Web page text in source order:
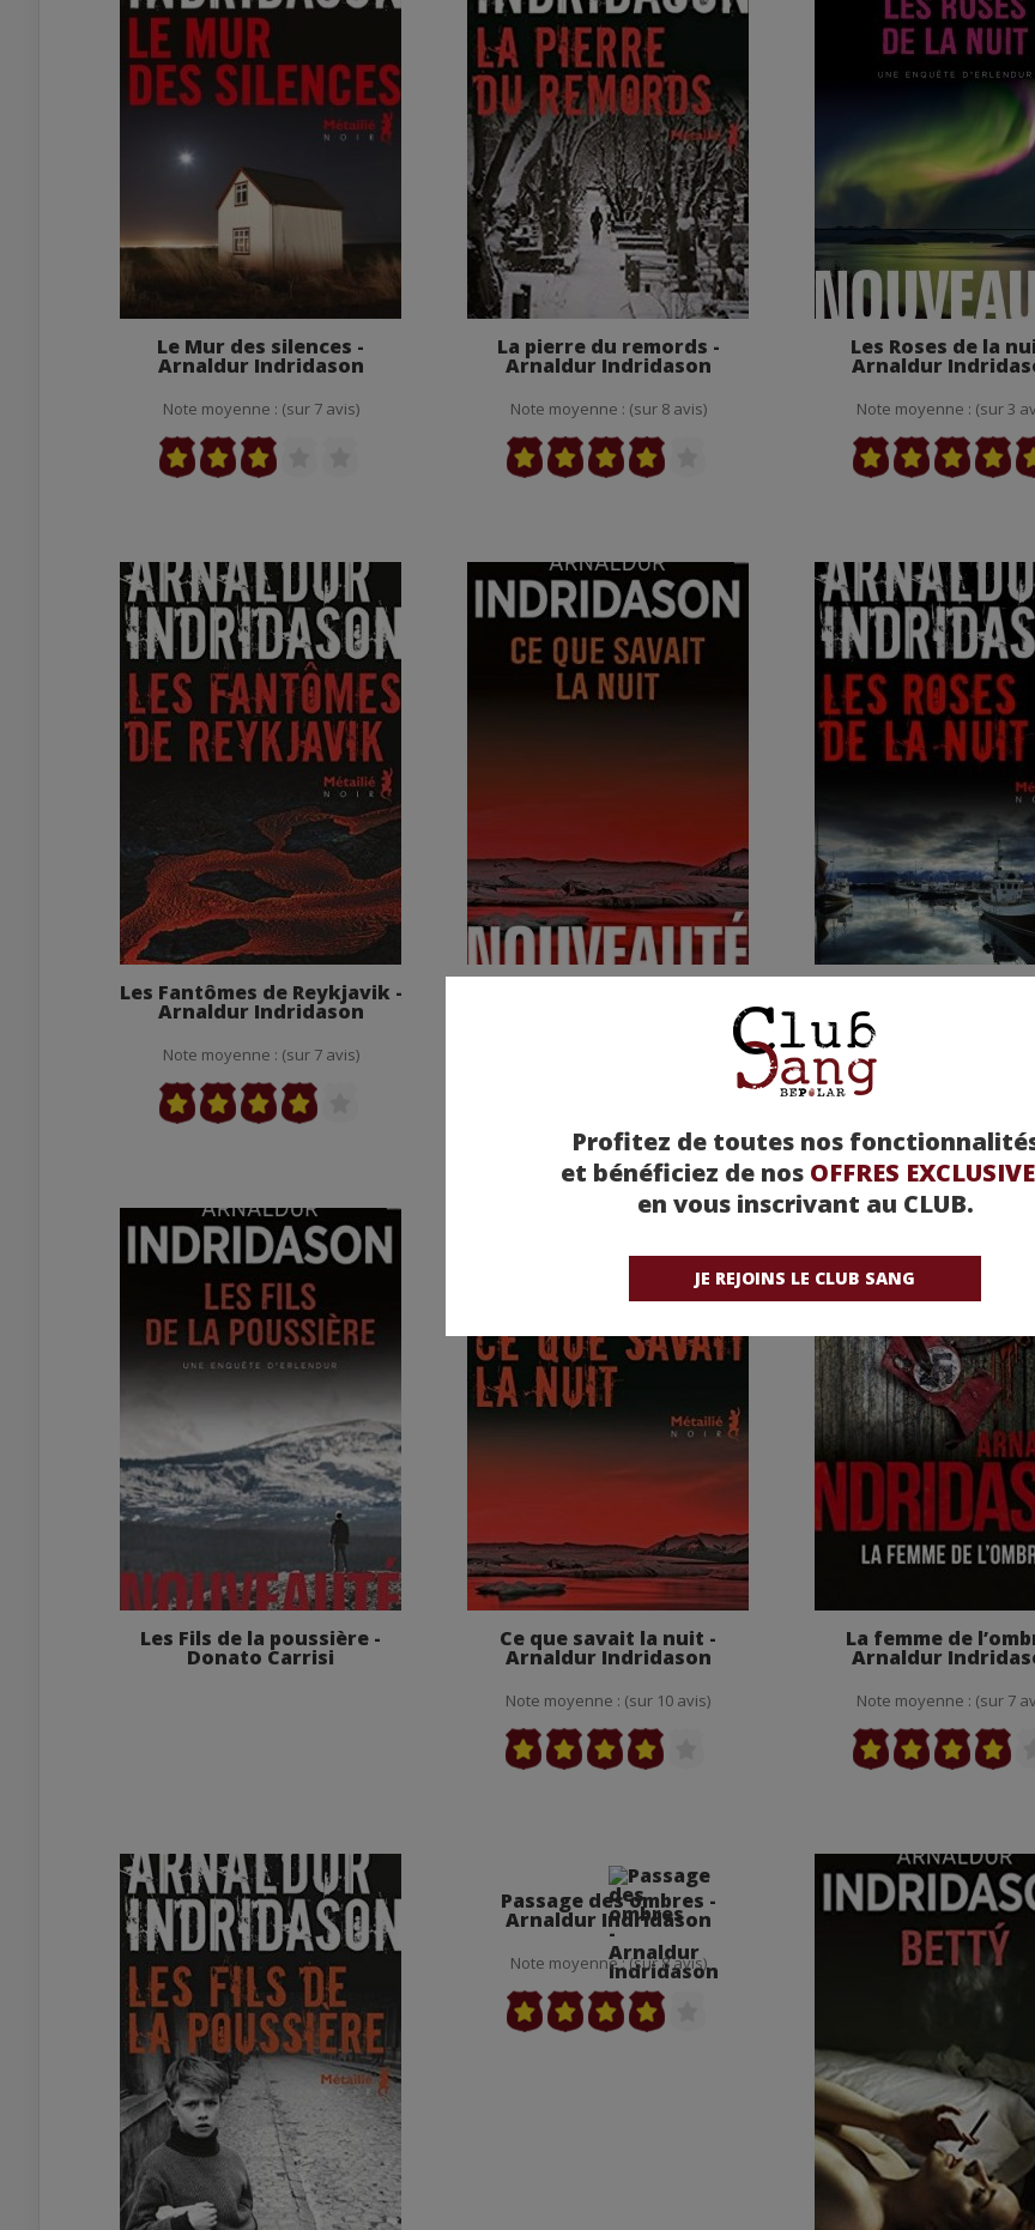
Profitez de toutes nos
et bénéficiez de nos OFFRES
en vous inscrivant au CLUB.
JE REJOINS LE CLUB SANG
Le Mur des silences -
Arnaldur Indridason
Note moyenne : (sur 7 avis)
La pierre du remords -
Arnaldur Indridason
Note moyenne : (sur 8 avis)
Les Roses de la
Arnaldur
Note moyenne : (sur 3
Les Fantômes de Reykjavik -
Arnaldur Indridason
Note moyenne : (sur 7 avis)
Arnaldur
Note moyenne : (sur 9
Les Fils de la poussière -
Donato Carrisi
Ce que savait la nuit -
Arnaldur Indridason
Note moyenne : (sur 10 avis)
La femme de
Arnaldur
Note moyenne : (sur 7
Passage des ombres -
Arnaldur Indridason
Note moyenne : (sur 8 avis)